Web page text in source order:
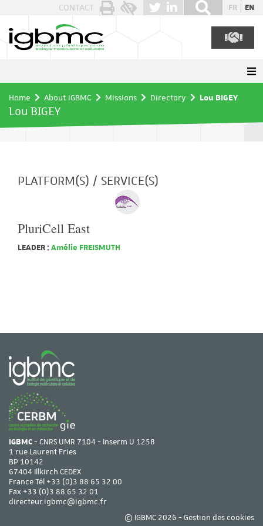
CONTACT FR EN
Home About IGBMC Missions Directory Lou BIGEY
Lou BIGEY
PLATFORM(S) / SERVICE(S)
PluriCell East
LEADER :Amélie FREISMUTH
IGBMC- CNRS UMR 7104 - Inserm U 1258
1 rue Laurent Fries
BP 10142
67404 Illkirch CEDEX
France Tél +33 (0)3 88 65 32 00
Fax +33 (0)3 88 65 32 01
directeur.igbmc@igbmc.fr
© IGBMC 2026 - Gestion des cookies
Cookies management panel